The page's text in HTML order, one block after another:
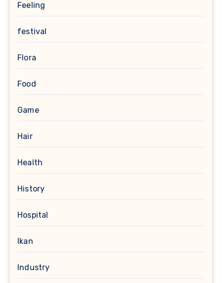
Feeling
festival
Flora
Food
Game
Hair
Health
History
Hospital
Ikan
Industry